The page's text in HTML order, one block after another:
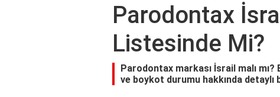
Parodontax
Listesinde Mi?
Parodontax markası İsrail malı
ve boykot durumu hakkında detaylı